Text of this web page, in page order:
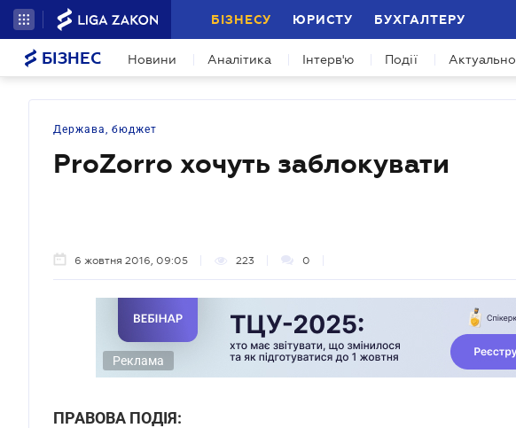
БІЗНЕСУ ЮРИСТУ БУХГАЛТЕРУ
БІЗНЕС Новини Аналітика Інтерв'ю Події Актуально
Держава, бюджет
ProZorro хочуть заблокувати
6 жовтня 2016, 09:05 223 0
Реклама
ПРАВОВА ПОДІЯ: